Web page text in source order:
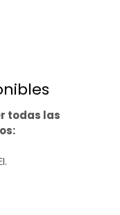
todas las